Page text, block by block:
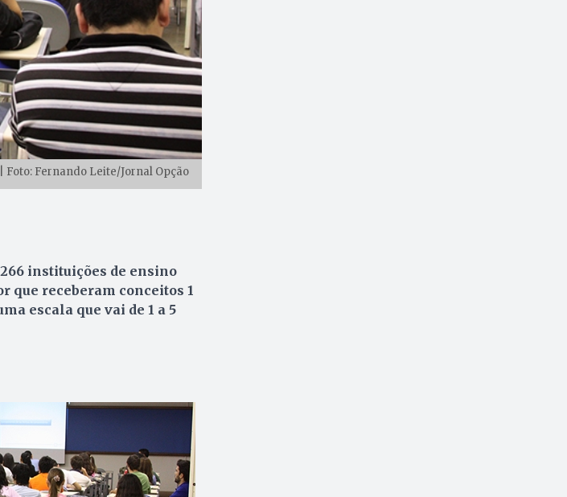
Fernando Leite/Jornal Opção
instituições de ensino
que receberam conceitos 1
escala que vai de 1 a 5